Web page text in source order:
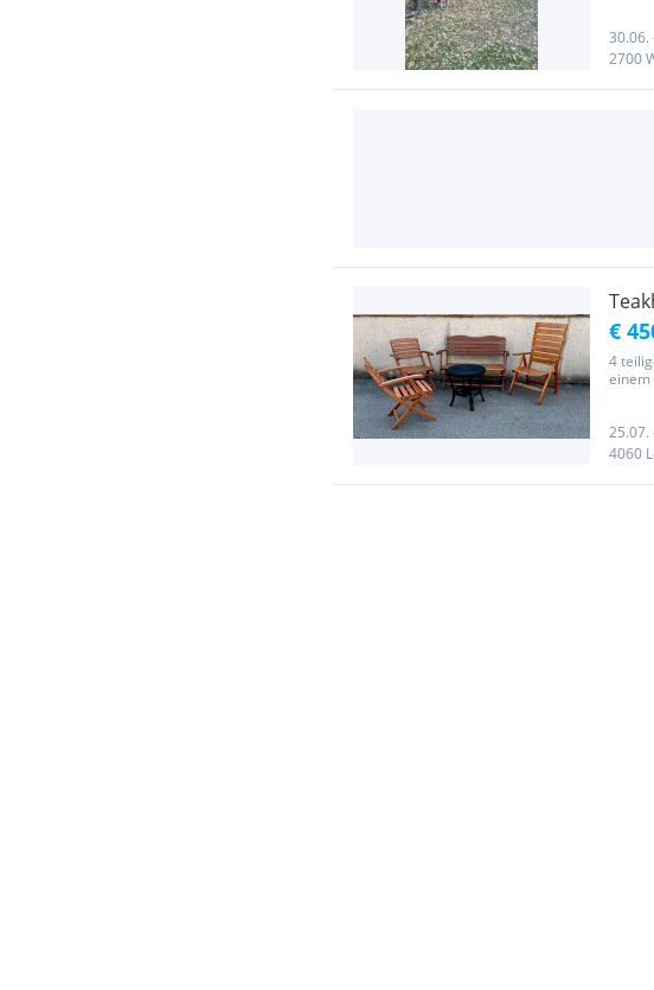
30.06.
2700
€
4
einem
25.07.
4060